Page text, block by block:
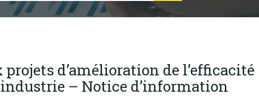
d’amélioration de l’efficacité
– Notice d’information